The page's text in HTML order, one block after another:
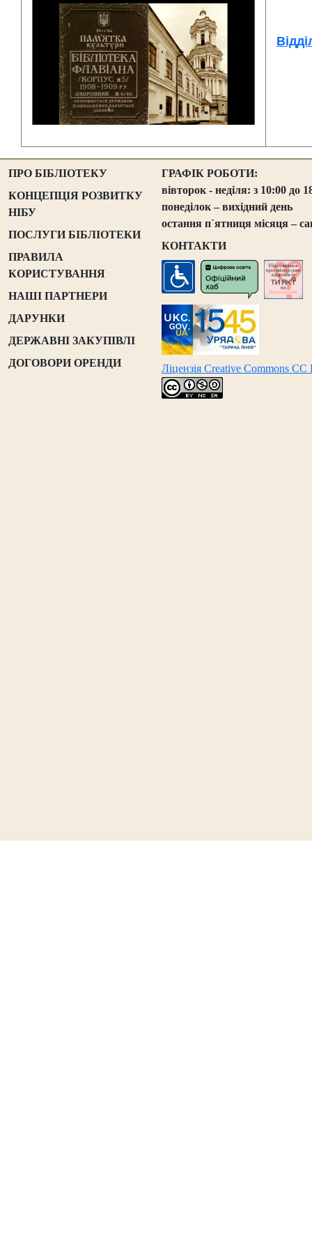
ПРО БІБЛІОТЕКУ
КОНЦЕПЦІЯ РОЗВИТКУ
НІБУ
ПОСЛУГИ БІБЛІОТЕКИ
ПРАВИЛА
КОРИСТУВАННЯ
НАШІ ПАРТНЕРИ
ДАРУНКИ
ДЕРЖАВНІ ЗАКУПІВЛІ
ДОГОВОРИ ОРЕНДИ
ГРАФІК РОБОТИ:
вівторок - неділя: з 10:00 до
понеділок – вихідний день
остання п`ятниця місяця –
КОНТАКТИ
Ліцензія Creative Commons